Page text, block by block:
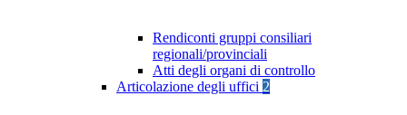
Rendiconti gruppi consiliari
regionali/provinciali
Atti degli organi di controllo
Articolazione degli uffici 2